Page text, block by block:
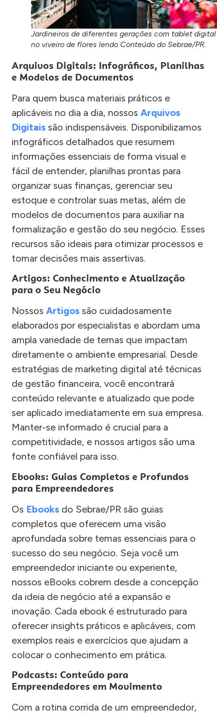
Jardineiros de diferentes gerações com tablet digital
no viveiro de flores lendo Conteúdo do Sebrae/PR.
Arquivos Digitais: Infográficos, Planilhas
e Modelos de Documentos
Para quem busca materiais práticos e
aplicáveis no dia a dia, nossos Arquivos
Digitais são indispensáveis. Disponibilizamos
infográficos detalhados que resumem
informações essenciais de forma visual e
fácil de entender, planilhas prontas para
organizar suas finanças, gerenciar seu
estoque e controlar suas metas, além de
modelos de documentos para auxiliar na
formalização e gestão do seu negócio. Esses
recursos são ideais para otimizar processos e
tomar decisões mais assertivas.
Artigos: Conhecimento e Atualização
para o Seu Negócio
Nossos Artigos são cuidadosamente
elaborados por especialistas e abordam uma
ampla variedade de temas que impactam
diretamente o ambiente empresarial. Desde
estratégias de marketing digital até técnicas
de gestão financeira, você encontrará
conteúdo relevante e atualizado que pode
ser aplicado imediatamente em sua empresa.
Manter-se informado é crucial para a
competitividade, e nossos artigos são uma
fonte confiável para isso.
Ebooks: Guias Completos e Profundos
para Empreendedores
Os Ebooks do Sebrae/PR são guias
completos que oferecem uma visão
aprofundada sobre temas essenciais para o
sucesso do seu negócio. Seja você um
empreendedor iniciante ou experiente,
nossos eBooks cobrem desde a concepção
da ideia de negócio até a expansão e
inovação. Cada ebook é estruturado para
oferecer insights práticos e aplicáveis, com
exemplos reais e exercícios que ajudam a
colocar o conhecimento em prática.
Podcasts: Conteúdo para
Empreendedores em Movimento
Com a rotina corrida de um empreendedor,